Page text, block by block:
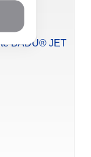
BADU® JET